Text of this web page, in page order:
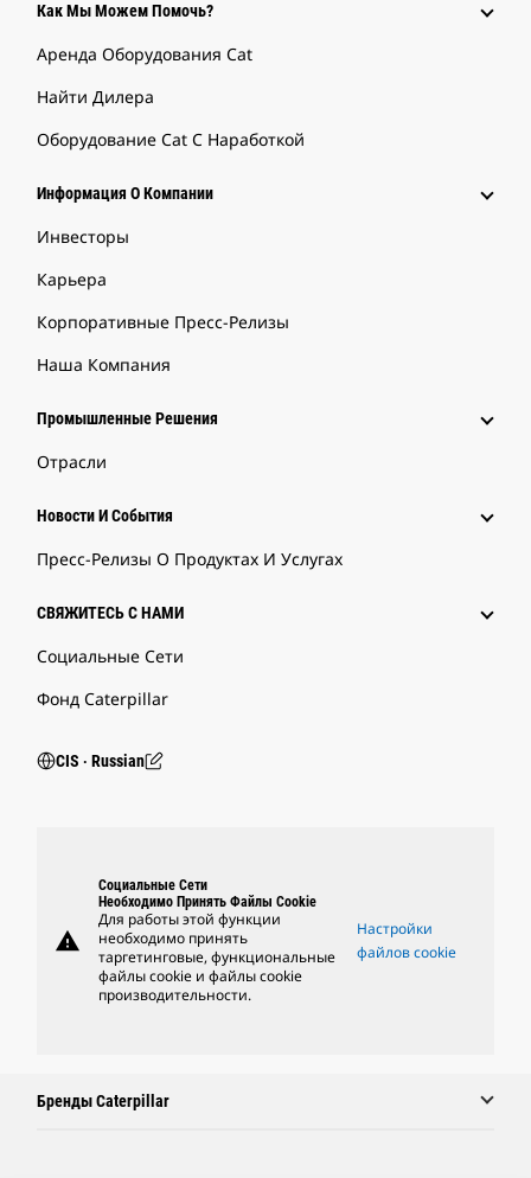
Как Мы Можем Помочь?
Аренда Оборудования Cat
Найти Дилера
Оборудование Cat С Наработкой
Информация О Компании
Инвесторы
Карьера
Корпоративные Пресс-Релизы
Наша Компания
Промышленные Решения
Отрасли
Новости И События
Пресс-Релизы О Продуктах И Услугах
СВЯЖИТЕСЬ С НАМИ
Социальные Сети
Фонд Caterpillar
CIS ‧ Russian
warning
Социальные Сети
Необходимо Принять Файлы Cookie
Для работы этой функции
необходимо принять
таргетинговые, функциональные
файлы cookie и файлы cookie
производительности.
Настройки
файлов cookie
Бренды Caterpillar